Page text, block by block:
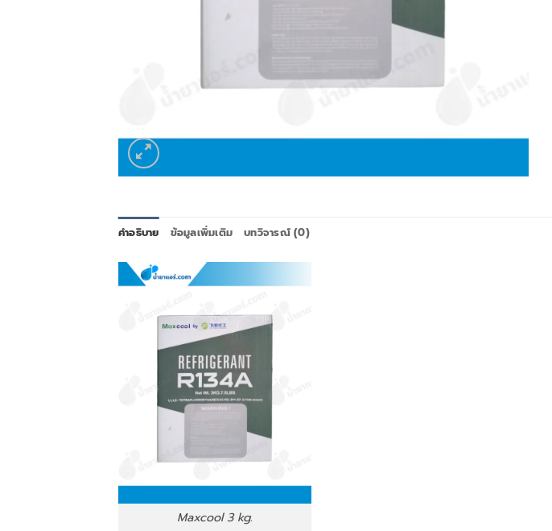
คำอธิบาย ข้อมูลเพิ่มเติม บทวิจารณ์ (0)
Maxcool 3 kg.